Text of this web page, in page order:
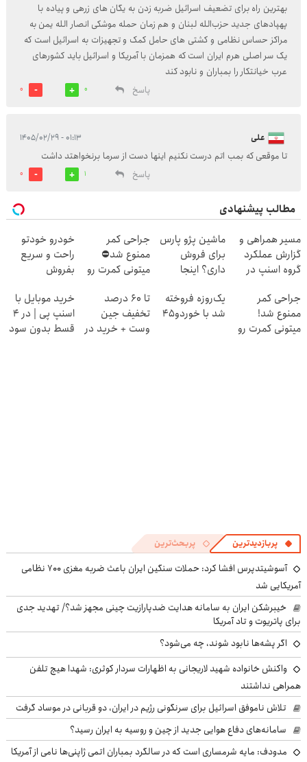
بهترین راه برای تضعیف اسرائیل ضربه زدن به یگان های زرهی و پیاده با
پهپادهای جدید حزب‌الله لبنان و هم زمان حمله موشکی انصار الله یمن به
مراکز حساس نظامی و کشتی های حامل کمک و تجهیزات به اسرائیل است که
یک سر اصلی هرم ایران است که همزمان با آمریکا و اسرائیل باید کشورهای
عرب خیانتکار را بمباران و نابود کند
پاسخ
0
0
علی ۰۱:۱۳ - ۱۴۰۵/۰۲/۲۹
تا موقعی که بمب اتم درست نکنیم اینها دست از سرما برنخواهتد داشت
پاسخ
1
0
مطالب پیشنهادی
مسیر همراهی و
گزارش عملکرد
گروه اسنپ در
ماشین پژو پارس
برای فروش
داری؟ اینجا
جراحی کمر
ممنوع شد⛔
میتونی کمرت رو
کنی! 👈🏻
پرسش‌نامه
خودرو خودتو
راحت و سریع
بفروش
جراحی کمر
ممنوع شد!
میتونی کمرت رو
یک‌روزه فروخته
شد با خوردو45
تا 60 درصد
تخفیف جین
وست + خرید در
خرید موبایل با
اسنپ پی | در ۴
قسط بدون سود
پربازدیدترین پربحث‌ترین
آسوشیتدپرس افشا کرد: حملات سنگین ایران باعث ضربه مغزی ۷۰۰ نظامی
آمریکایی شد
خیبرشکن ایران به سامانه هدایت ضدپارازیت چینی مجهز شد؟/ تهدید جدی
برای پاتریوت و تاد آمریکا
اگر پشه‌ها نابود شوند، چه می‌شود؟
واکنش خانواده شهید لاریجانی به اظهارات سردار کوثری: شهدا هیچ تلفن
همراهی نداشتند
تلاش ناموفق اسرائیل برای سرنگونی رژیم در ایران، دو قربانی در موساد گرفت
سامانه‌های دفاع هوایی جدید از چین و روسیه به ایران رسید؟
مدودف: مایه شرمساری است که در سالگرد بمباران اتمی ژاپنی‌ها نامی از آمریکا